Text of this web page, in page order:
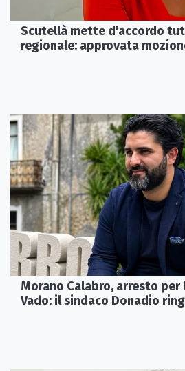
Scutellà mette d'accordo
regionale: approvata
Morano Calabro, arresto
Vado: il sindaco Donadio